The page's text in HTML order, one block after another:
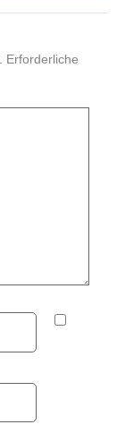
Erforderliche